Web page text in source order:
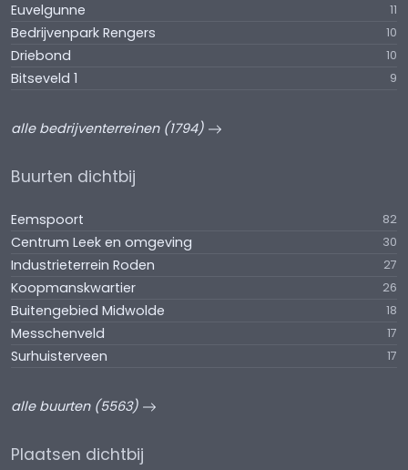
Euvelgunne 11
Bedrijvenpark Rengers 10
Driebond 10
Bitseveld 1 9
alle bedrijventerreinen (1794)
Buurten dichtbij
Eemspoort 82
Centrum Leek en omgeving 30
Industrieterrein Roden 27
Koopmanskwartier 26
Buitengebied Midwolde 18
Messchenveld 17
Surhuisterveen 17
alle buurten (5563)
Plaatsen dichtbij